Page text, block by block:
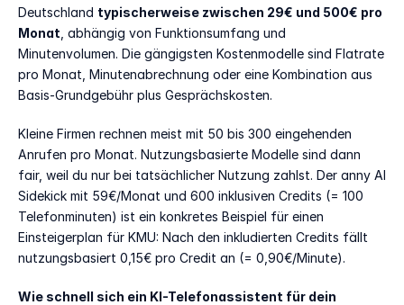
Deutschland typischerweise zwischen 29€ und 500€ pro
Monat , abhängig von Funktionsumfang und
Minutenvolumen. Die gängigsten Kostenmodelle sind Flatrate
pro Monat, Minutenabrechnung oder eine Kombination aus
Basis-Grundgebühr plus Gesprächskosten.
Kleine Firmen rechnen meist mit 50 bis 300 eingehenden
Anrufen pro Monat. Nutzungsbasierte Modelle sind dann
fair, weil du nur bei tatsächlicher Nutzung zahlst. Der anny AI
Sidekick mit 59€/Monat und 600 inklusiven Credits (= 100
Telefonminuten) ist ein konkretes Beispiel für einen
Einsteigerplan für KMU: Nach den inkludierten Credits fällt
nutzungsbasiert 0,15€ pro Credit an (= 0,90€/Minute).
Wie schnell sich ein KI-Telefonassistent für dein